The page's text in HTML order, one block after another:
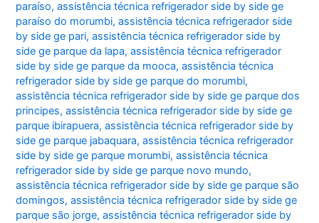
paraíso,assistência técnica refrigerador side by side ge
paraíso do morumbi,assistência técnica refrigerador side
by side ge pari,assistência técnica refrigerador side by
side ge parque da lapa,assistência técnica refrigerador
side by side ge parque da mooca,assistência técnica
refrigerador side by side ge parque do morumbi,
assistência técnica refrigerador side by side ge parque dos
principes,assistência técnica refrigerador side by side ge
parque ibirapuera,assistência técnica refrigerador side by
side ge parque jabaquara,assistência técnica refrigerador
side by side ge parque morumbi,assistência técnica
refrigerador side by side ge parque novo mundo,
assistência técnica refrigerador side by side ge parque são
domingos,assistência técnica refrigerador side by side ge
parque são jorge,assistência técnica refrigerador side by